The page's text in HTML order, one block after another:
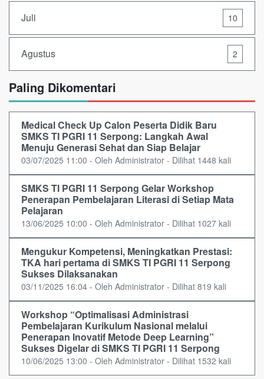
Juli 10
Agustus 2
Paling Dikomentari
Medical Check Up Calon Peserta Didik Baru
SMKS TI PGRI 11 Serpong: Langkah Awal
Menuju Generasi Sehat dan Siap Belajar
03/07/2025 11:00 - Oleh Administrator - Dilihat 1448 kali
SMKS TI PGRI 11 Serpong Gelar Workshop
Penerapan Pembelajaran Literasi di Setiap Mata
Pelajaran
13/06/2025 10:00 - Oleh Administrator - Dilihat 1027 kali
Mengukur Kompetensi, Meningkatkan Prestasi:
TKA hari pertama di SMKS TI PGRI 11 Serpong
Sukses Dilaksanakan
03/11/2025 16:04 - Oleh Administrator - Dilihat 819 kali
Workshop “Optimalisasi Administrasi
Pembelajaran Kurikulum Nasional melalui
Penerapan Inovatif Metode Deep Learning”
Sukses Digelar di SMKS TI PGRI 11 Serpong
10/06/2025 13:00 - Oleh Administrator - Dilihat 1532 kali